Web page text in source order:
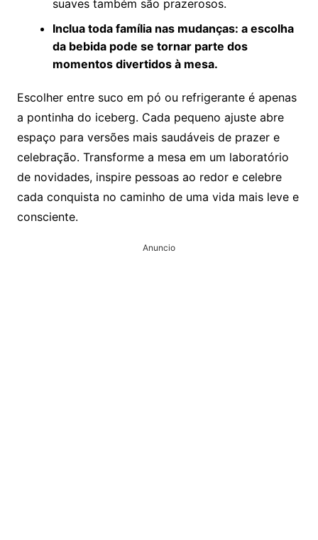
suaves também são prazerosos.
Inclua toda família nas mudanças: a escolha
da bebida pode se tornar parte dos
momentos divertidos à mesa.
Escolher entre suco em pó ou refrigerante é apenas
a pontinha do iceberg. Cada pequeno ajuste abre
espaço para versões mais saudáveis de prazer e
celebração. Transforme a mesa em um laboratório
de novidades, inspire pessoas ao redor e celebre
cada conquista no caminho de uma vida mais leve e
consciente.
Anuncio